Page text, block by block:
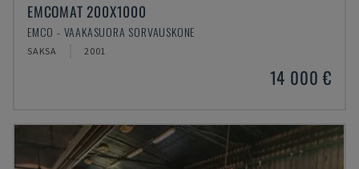
EMCOMAT 200X1000
EMCO - VAAKASUORA SORVAUSKONE
SAKSA 2001
14 000 €